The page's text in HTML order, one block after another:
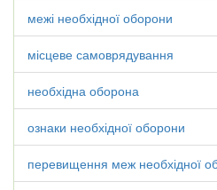
межі необхідної оборони
місцеве самоврядування
необхідна оборона
ознаки необхідної оборони
перевищення меж необхідної